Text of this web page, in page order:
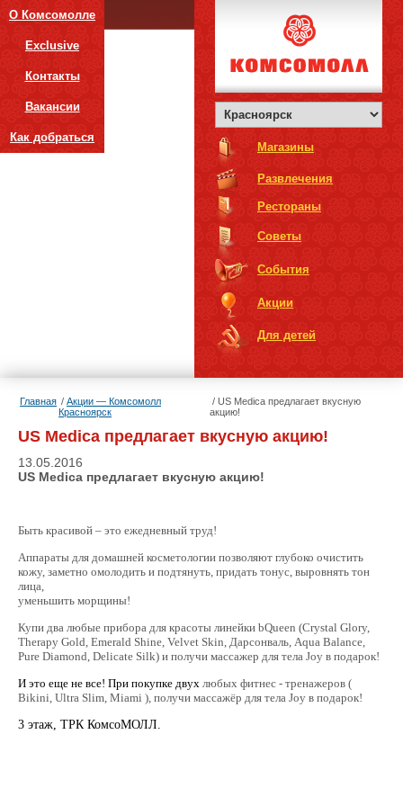
О Комсомолле
Exclusive
Контакты
Вакансии
Как добраться
Магазины
Развлечения
Рестораны
Советы
События
Акции
Для детей
Главная
Акции — Комсомолл
Красноярск
US Medica предлагает вкусную
акцию!
US Medica предлагает вкусную акцию!
13.05.2016
US Medica предлагает вкусную акцию!
Быть красивой – это ежедневный труд!
Аппараты для домашней косметологии позволяют глубоко очистить
кожу, заметно омолодить и подтянуть, придать тонус, выровнять тон
лица,
уменьшить морщины!
Купи два любые прибора для красоты линейки bQueen (Crystal Glory,
Therapy Gold, Emerald Shine, Velvet Skin, Дарсонваль, Aqua Balance,
Pure Diamond, Delicate Silk) и получи массажер для тела Joy в подарок!
И это еще не все! При покупке двух любых фитнес - тренажеров (
Bikini, Ultra Slim, Miami ), получи массажёр для тела Joy в подарок!
3 этаж, ТРК КомсоМОЛЛ.